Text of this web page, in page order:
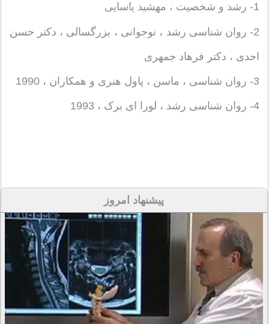
1- رشد و شخصیت ، مهشید یاسایی
2- روان شناسی رشد ، نوجوانی ، بزرگسالی ، دکتر حسن
احدی ، دکتر فرهاد جمهری
3- روان شناسی ، ماسن ، پاول هنری و همکاران ، 1990
4- روان شناسی رشد ، لورا ای برک ، 1993
پیشنهاد امروز